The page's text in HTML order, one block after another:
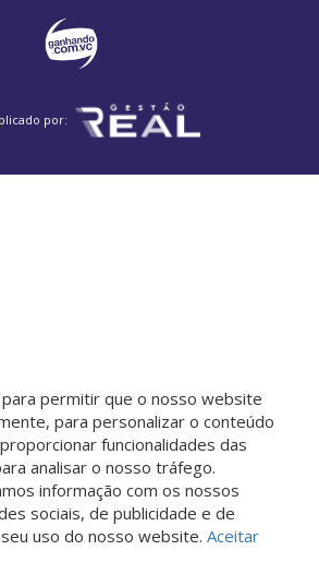
por:
permitir que o nosso website
para personalizar o conteúdo
funcionalidades das
analisar o nosso tráfego.
informação com os nossos
sociais, de publicidade e de
uso do nosso website. Aceitar